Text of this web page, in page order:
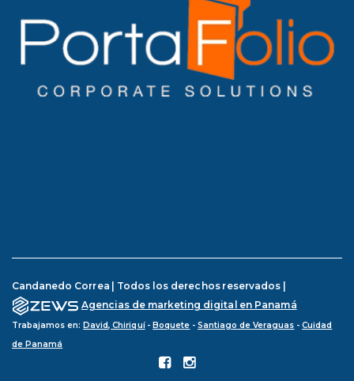
Candanedo Correa | Todos los derechos reservados |
Agencias de marketing digital en Panamá
Trabajamos en:David, Chiriquí-Boquete -Santiago de Veraguas -Cuidad
de Panamá